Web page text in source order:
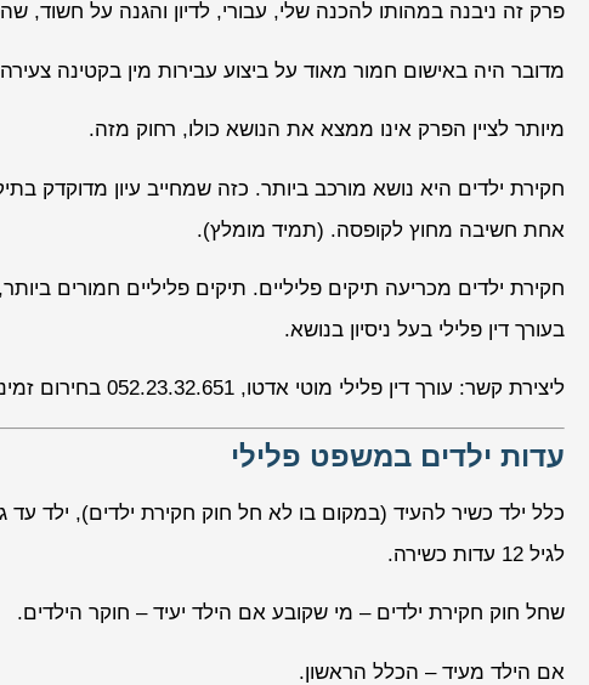
פרק זה ניבנה במהותו להכנה שלי, עבורי, לדיון והגנה על חשוד,
מדובר היה באישום חמור מאוד על ביצוע עבירות מין בקטינה
מיותר לציין הפרק אינו ממצא את הנושא כולו, רחוק מזה.
חקירת ילדים היא נושא מורכב ביותר. כזה שמחייב עיון מדוקדק
אחת חשיבה מחוץ לקופסה. (תמיד מומלץ).
חקירת ילדים מכריעה תיקים פליליים. תיקים פליליים חמורים
בעורך דין פלילי בעל ניסיון בנושא.
ליצירת קשר: עורך דין פלילי מוטי אדטו, 052.23.32.651 בחירום זמינות 24/7.
עדות ילדים במשפט פלילי
לגיל 12 עדות כשירה.
שחל חוק חקירת ילדים – מי שקובע אם הילד יעיד – חוקר הילדים.
אם הילד מעיד – הכלל הראשון.